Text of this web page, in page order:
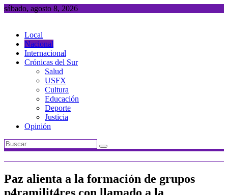
Saltar
sábado, agosto 8, 2026
Local
Nacional
Internacional
Crónicas del Sur
Salud
USFX
Cultura
Educación
Deporte
Justicia
Opinión
Paz alienta a la formación de grupos